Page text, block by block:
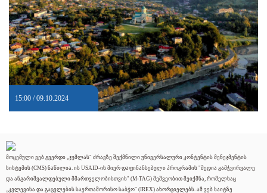
15:00 / 09.10.2024
მოცემული ვებ გვერდი „ჯუმლას" ძრავზე შექმნილი უნივერსალური კონტენტის მენეჯმენტის
სისტემის (CMS) ნაწილია. ის USAID-ის მიერ დაფინანსებული პროგრამის "მედია გამჭვირვალე
და ანგარიშვალდებული მმართველობისთვის" (M-TAG) მეშვეობით შეიქმნა, რომელსაც
„კვლევისა და გაცვლების საერთაშორისო საბჭო" (IREX) ახორციელებს. ამ ვებ საიტზე